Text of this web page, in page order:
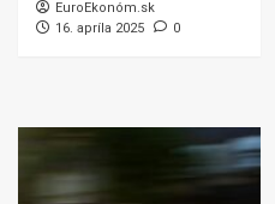
EuroEkonóm.sk
16. apríla 2025
0